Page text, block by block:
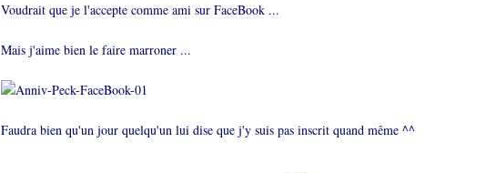
Voudrait que je l'accepte comme ami sur FaceBook ...
Mais j'aime bien le faire marroner ...
Faudra bien qu'un jour quelqu'un lui dise que j'y suis pas inscrit quand même ^^